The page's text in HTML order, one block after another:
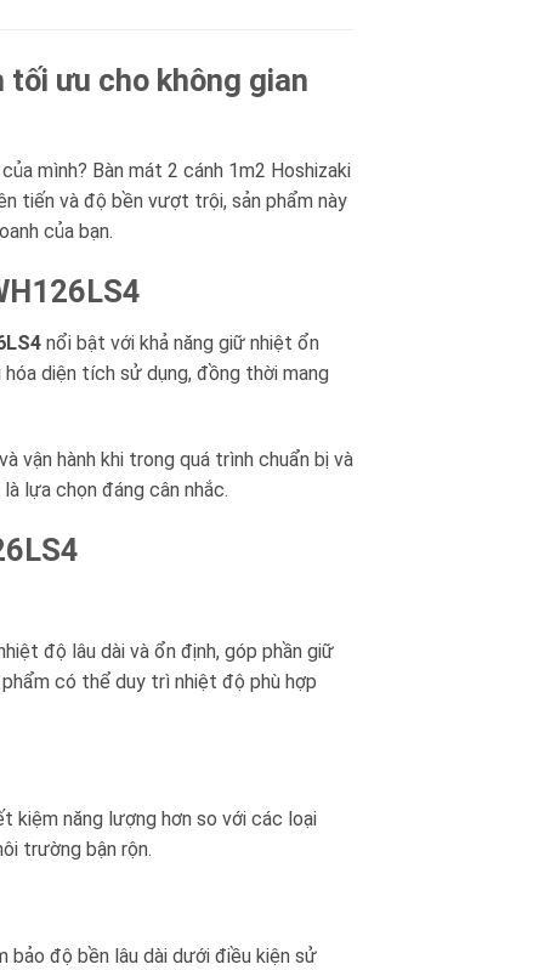
tối ưu cho không gian
mình? Bàn mát 2 cánh 1m2 Hoshizaki
tiến và độ bền vượt trội, sản phẩm này
của bạn.
nổi bật với khả năng giữ nhiệt ổn
diện tích sử dụng, đồng thời mang
vận hành khi trong quá trình chuẩn bị và
lựa chọn đáng cân nhắc.
độ lâu dài và ổn định, góp phần giữ
có thể duy trì nhiệt độ phù hợp
kiệm năng lượng hơn so với các loại
trường bận rộn.
độ bền lâu dài dưới điều kiện sử